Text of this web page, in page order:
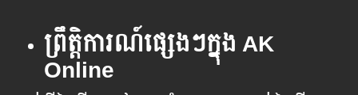
ព្រឹត្តិការណ៍ផ្សេងៗក្នុង AK
Online